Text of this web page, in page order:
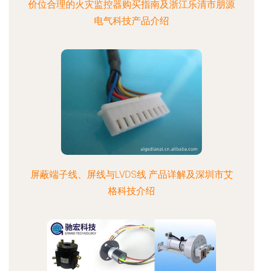
价位合理的火灾监控器购买指南及浙江乐清市朋源
电气科技产品介绍
屏蔽端子线、屏线与LVDS线 产品详解及深圳市艾
格科技介绍